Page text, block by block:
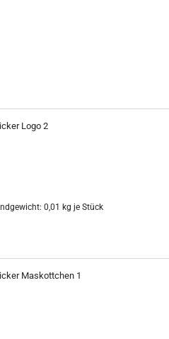
Logo 2
0,01 kg je Stück
Maskottchen 1